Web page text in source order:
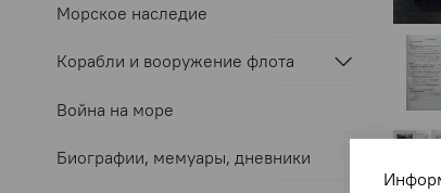
Морское наследие
Корабли и вооружение флота
Война на море
Биографии, мемуары, дневники